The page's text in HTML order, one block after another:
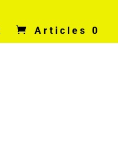
Articles 0